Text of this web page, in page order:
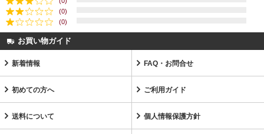
(0)
(0)
お買い物ガイド
新着情報 FAQ・お問合せ
初めての方へ ご利用ガイド
送料について 個人情報保護方針